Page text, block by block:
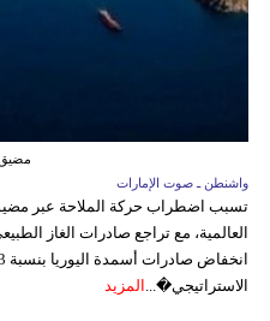
واشنطن ـ صوت الإمارات
تسبب اضطراب حركة الملاحة عبر
الاستراتيجي�... المزيد